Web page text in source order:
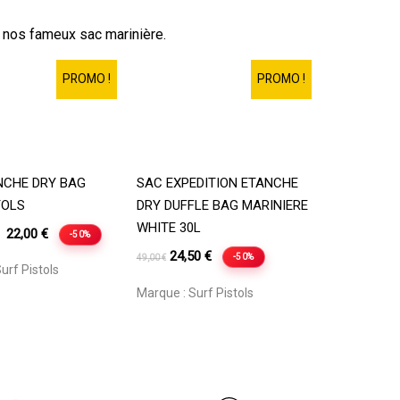
fameux sac marinière.
PROMO !
Des Options
DRY BAG
22,00 €Plage
prix :
-50%
Pistols
PROMO !
Lire La Suite
SAC EXPEDITION ETANCHE
DRY DUFFLE BAG MARINIERE
WHITE 30L
49,00€ Le
initial
24,50 €Le
prix
actuel
-50%
Marque : Surf Pistols